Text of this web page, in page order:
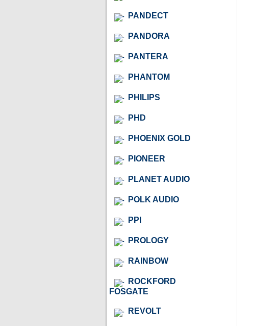
PANDECT
PANDORA
PANTERA
PHANTOM
PHILIPS
PHD
PHOENIX GOLD
PIONEER
PLANET AUDIO
POLK AUDIO
PPI
PROLOGY
RAINBOW
ROCKFORD
FOSGATE
REVOLT